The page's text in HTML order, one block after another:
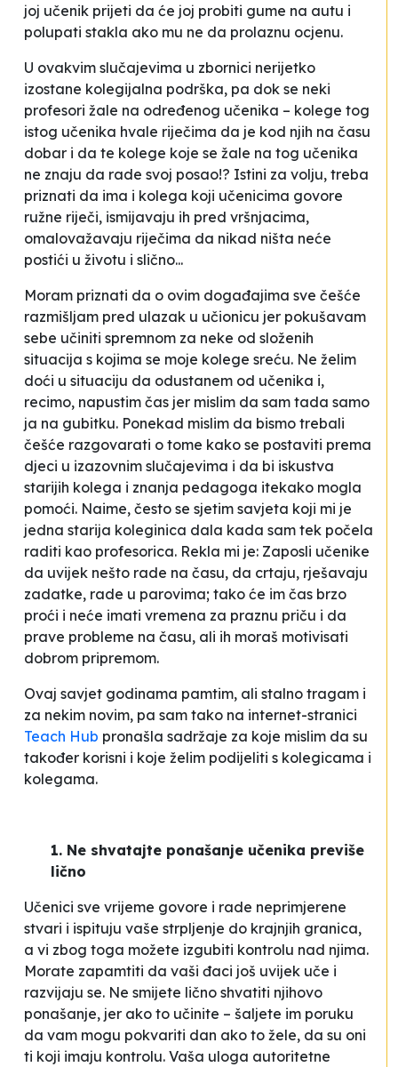
joj učenik prijeti da će joj probiti gume na autu i
polupati stakla ako mu ne da prolaznu ocjenu.
U ovakvim slučajevima u zbornici nerijetko
izostane kolegijalna podrška, pa dok se neki
profesori žale na određenog učenika – kolege tog
istog učenika hvale riječima da je kod njih na času
dobar i da te kolege koje se žale na tog učenika
ne znaju da rade svoj posao!? Istini za volju, treba
priznati da ima i kolega koji učenicima govore
ružne riječi, ismijavaju ih pred vršnjacima,
omalovažavaju riječima da nikad ništa neće
postići u životu i slično...
Moram priznati da o ovim događajima sve češće
razmišljam pred ulazak u učionicu jer pokušavam
sebe učiniti spremnom za neke od složenih
situacija s kojima se moje kolege sreću. Ne želim
doći u situaciju da odustanem od učenika i,
recimo, napustim čas jer mislim da sam tada samo
ja na gubitku. Ponekad mislim da bismo trebali
češće razgovarati o tome kako se postaviti prema
djeci u izazovnim slučajevima i da bi iskustva
starijih kolega i znanja pedagoga itekako mogla
pomoći. Naime, često se sjetim savjeta koji mi je
jedna starija koleginica dala kada sam tek počela
raditi kao profesorica. Rekla mi je: Zaposli učenike
da uvijek nešto rade na času, da crtaju, rješavaju
zadatke, rade u parovima; tako će im čas brzo
proći i neće imati vremena za praznu priču i da
prave probleme na času, ali ih moraš motivisati
dobrom pripremom.
Ovaj savjet godinama pamtim, ali stalno tragam i
za nekim novim, pa sam tako na internet-stranici
Teach Hub pronašla sadržaje za koje mislim da su
također korisni i koje želim podijeliti s kolegicama i
kolegama.
1. Ne shvatajte ponašanje učenika previše
lično
Učenici sve vrijeme govore i rade neprimjerene
stvari i ispituju vaše strpljenje do krajnjih granica,
a vi zbog toga možete izgubiti kontrolu nad njima.
Morate zapamtiti da vaši đaci još uvijek uče i
razvijaju se. Ne smijete lično shvatiti njihovo
ponašanje, jer ako to učinite – šaljete im poruku
da vam mogu pokvariti dan ako to žele, da su oni
ti koji imaju kontrolu. Vaša uloga autoritetne